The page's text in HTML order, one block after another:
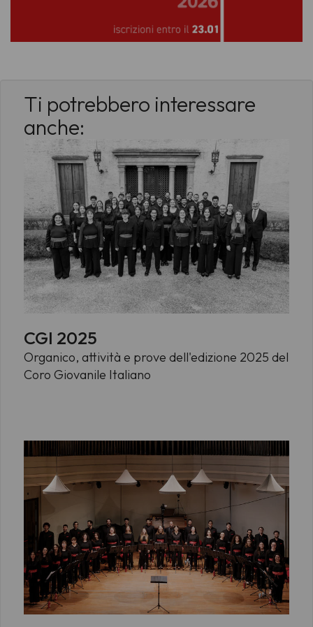
Ti potrebbero interessare
anche:
CGI 2025
Organico, attività e prove dell'edizione 2025 del
Coro Giovanile Italiano